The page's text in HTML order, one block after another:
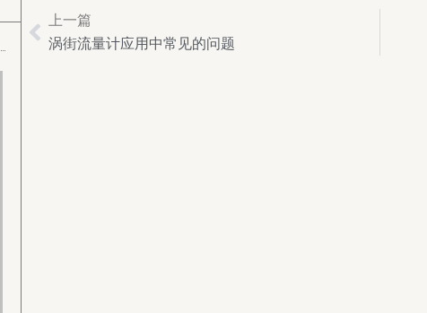
Prev
上一篇
涡街流量计应用中常见的问题